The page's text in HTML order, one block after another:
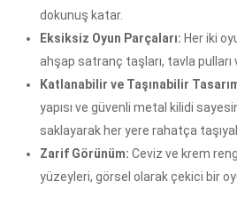
dokunuş katar.
Eksiksiz Oyun Parçaları: Her iki
ahşap satranç taşları, tavla pulları
Katlanabilir ve Taşınabilir
yapısı ve güvenli metal kilidi
saklayarak her yere rahatça
Zarif Görünüm: Ceviz ve krem
yüzeyleri, görsel olarak çekici bir